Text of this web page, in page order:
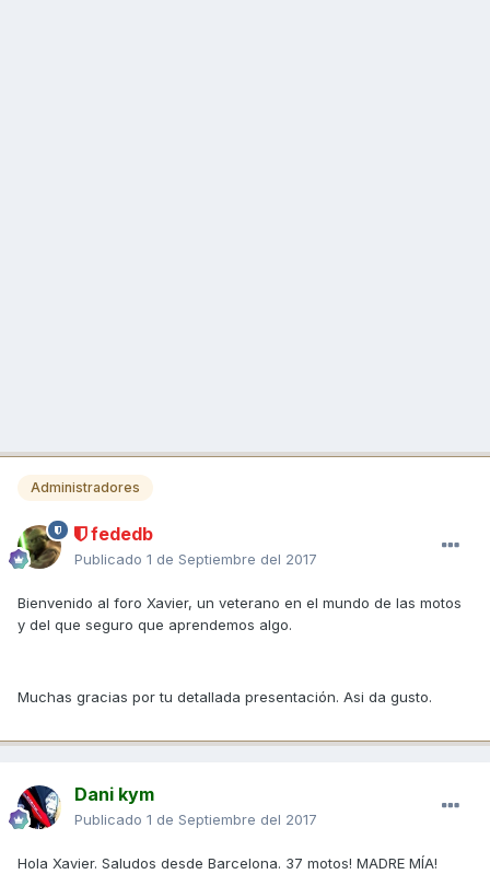
Administradores
fededb
Publicado 1 de Septiembre del 2017
Bienvenido al foro Xavier, un veterano en el mundo de las motos
y del que seguro que aprendemos algo.
Muchas gracias por tu detallada presentación. Asi da gusto.
Dani kym
Publicado 1 de Septiembre del 2017
Hola Xavier. Saludos desde Barcelona. 37 motos! MADRE MÍA!